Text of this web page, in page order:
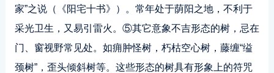
家”之说（《阳宅十书》）。常年处于荫阳之地，不利于
采光卫生，又易引雷火。⑤其它意象不吉形态的树，忌在
门、窗视野常见处。如痈肿怪树，朽枯空心树，藤缠“缢
颈树”，歪头倾斜树等。这些形态的树具有形象上的符咒